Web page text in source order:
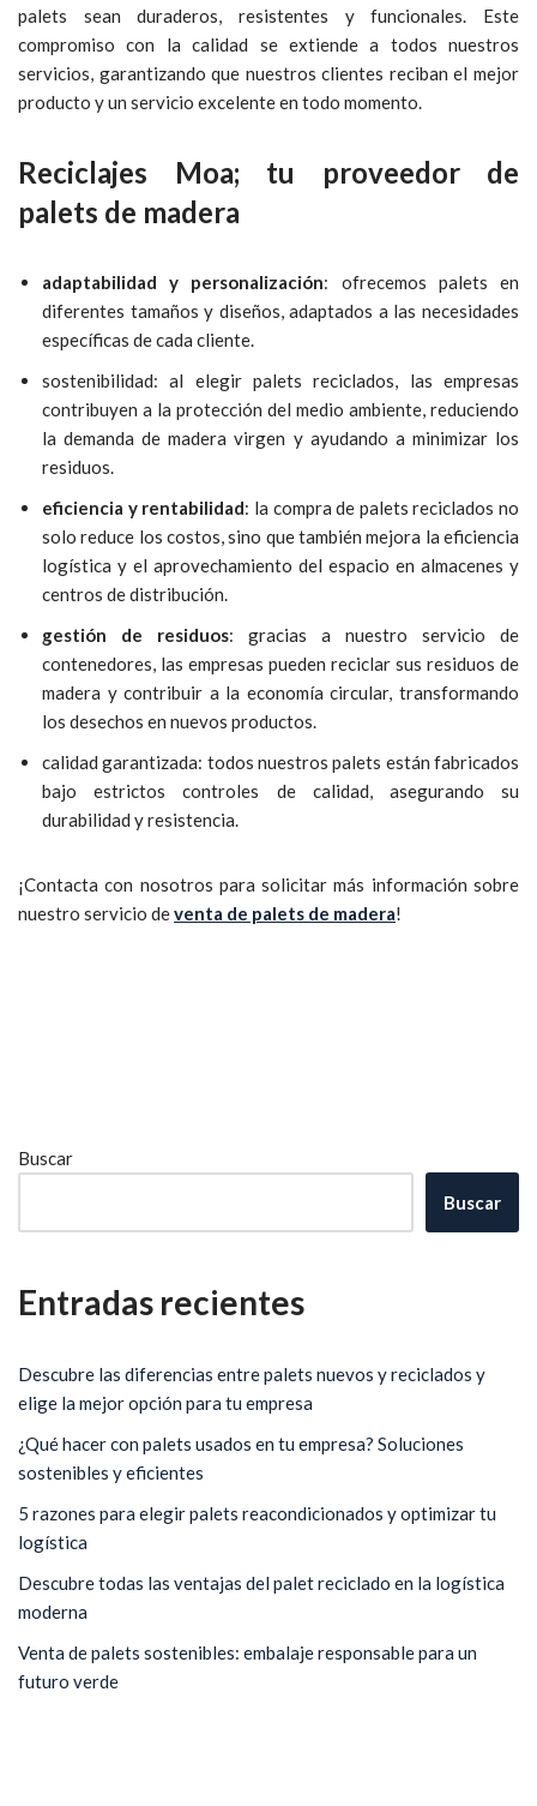
palets sean duraderos, resistentes y funcionales. Este
compromiso con la calidad se extiende a todos nuestros
servicios, garantizando que nuestros clientes reciban el mejor
producto y un servicio excelente en todo momento.
Reciclajes Moa; tu proveedor de
palets de madera
adaptabilidad y personalización: ofrecemos palets en
diferentes tamaños y diseños, adaptados a las necesidades
específicas de cada cliente.
sostenibilidad: al elegir palets reciclados, las empresas
contribuyen a la protección del medio ambiente, reduciendo
la demanda de madera virgen y ayudando a minimizar los
residuos.
eficiencia y rentabilidad: la compra de palets reciclados no
solo reduce los costos, sino que también mejora la eficiencia
logística y el aprovechamiento del espacio en almacenes y
centros de distribución.
gestión de residuos: gracias a nuestro servicio de
contenedores, las empresas pueden reciclar sus residuos de
madera y contribuir a la economía circular, transformando
los desechos en nuevos productos.
calidad garantizada: todos nuestros palets están fabricados
bajo estrictos controles de calidad, asegurando su
durabilidad y resistencia.
¡Contacta con nosotros para solicitar más información sobre
nuestro servicio deventa de palets de madera!
Buscar
Buscar
Entradas recientes
Descubre las diferencias entre palets nuevos y reciclados y
elige la mejor opción para tu empresa
¿Qué hacer con palets usados en tu empresa? Soluciones
sostenibles y eficientes
5 razones para elegir palets reacondicionados y optimizar tu
logística
Descubre todas las ventajas del palet reciclado en la logística
moderna
Venta de palets sostenibles: embalaje responsable para un
futuro verde